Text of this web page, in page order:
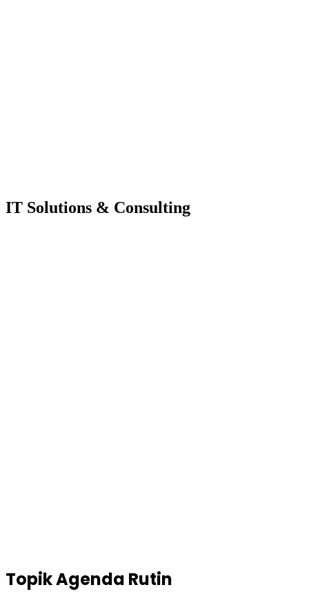
IT Solutions & Consulting
TopikAgenda Rutin